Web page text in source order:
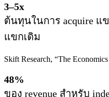
3–5x
ต้นทุนในการ acquire แ
แขกเดิม
Skift Research, “The
48%
ของ revenue สำหรับ